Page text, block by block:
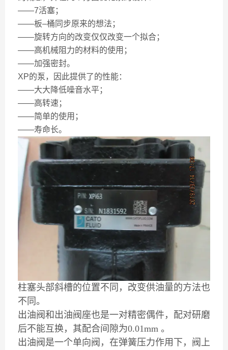
——7活塞；
——板–桶同步原来的想法；
——旋转方向的改变仅仅改变一个拟合；
——高机械阻力的材料的使用；
——加强密封。
XP的泵，因此提供了的性能：
——大大降低噪音水平；
——高转速；
——简单的使用；
——寿命长。
柱塞头部斜槽的位置不同，改变供油量的方法也
不同。
出油阀和出油阀座也是一对精密偶件，配对研磨
后不能互换，其配合间隙为0.01mm 。
出油阀是一个单向阀，在弹簧压力作用下，阀上